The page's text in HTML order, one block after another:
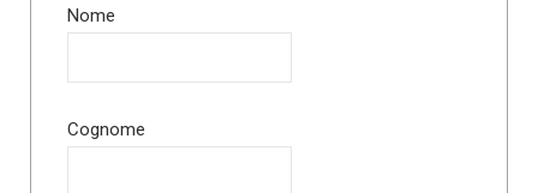
Nome
Cognome